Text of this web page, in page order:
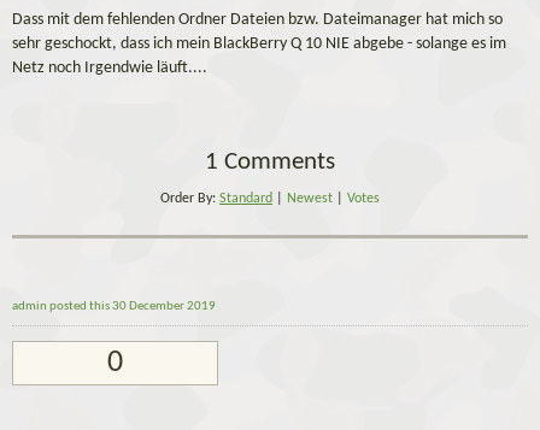
Dass mit dem fehlenden Ordner Dateien bzw. Dateimanager hat mich so
sehr geschockt, dass ich mein BlackBerry Q 10 NIE abgebe - solange es im
Netz noch Irgendwie läuft....
1 Comments
Order By: Standard Newest Votes
0
admin posted this 30 December 2019